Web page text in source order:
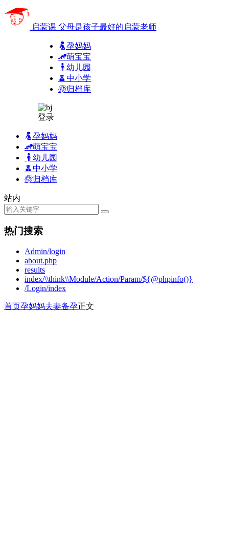
启蒙课 父母是孩子最好的启蒙老师
孕妈妈
萌宝宝
幼儿园
中小学
归档库
登录
孕妈妈
萌宝宝
幼儿园
中小学
归档库
站内
热门搜索
Admin/login
about.php
results
index/\\think\\Module/Action/Param/${@phpinfo()}
/Login/index
首页孕妈妈夫妻备孕正文